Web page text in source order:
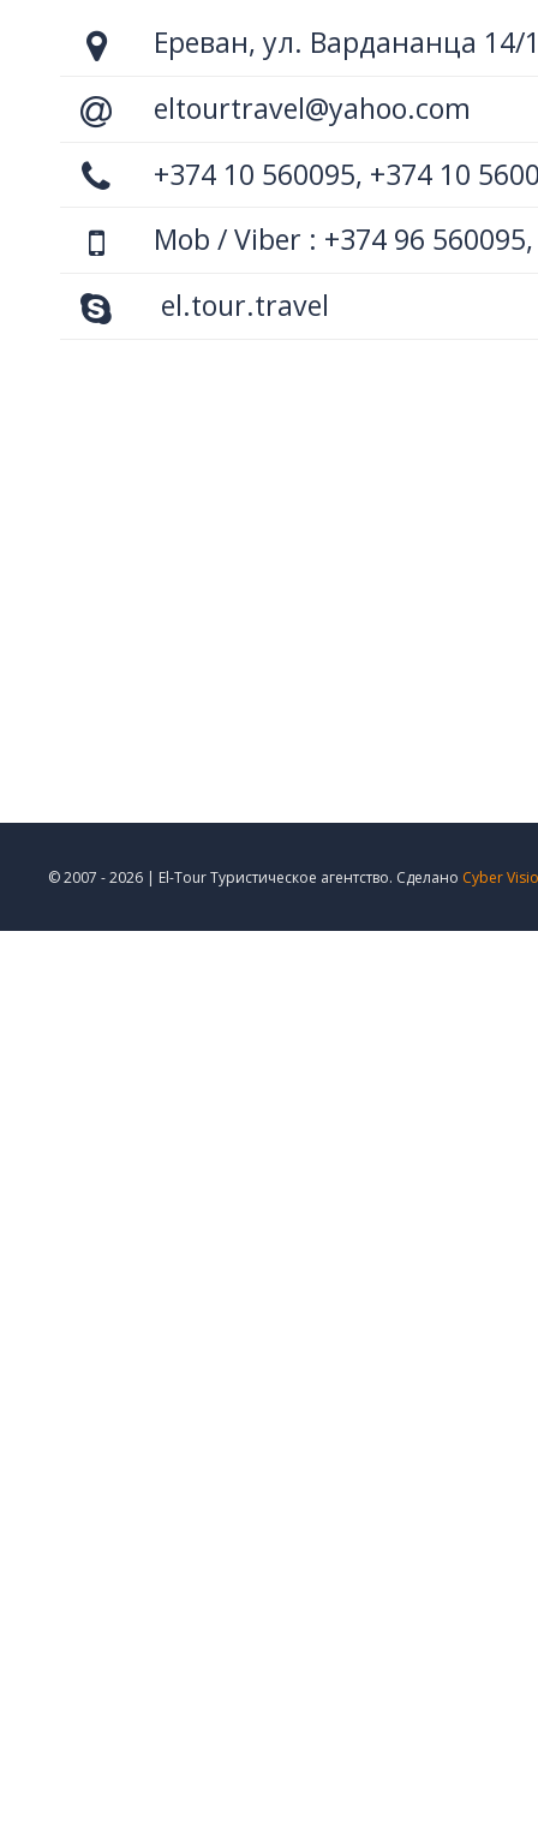
Ереван, ул. Вардананца 14/
eltourtravel@yahoo.com
+374 10 560095, +374 10
Mob / Viber : +374 96
el.tour.travel
© 2007 - 2026 | El-Tour Туристическое агентство. Сделано Cyber